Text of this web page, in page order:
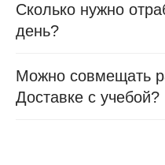
Сколько нужно
день?
Можно совмещать
Доставке с учебой?